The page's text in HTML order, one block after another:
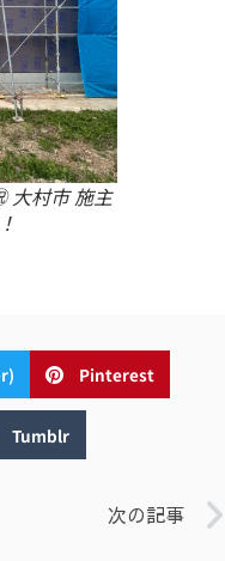
大村市 施主
Pinterest
Tumblr
次の記事